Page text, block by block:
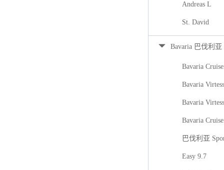
Andreas L
St. David
Bavaria 巴伐利亚
Bavaria
Bavaria
Bavaria
Bavaria
巴伐利亚
Easy 9.7